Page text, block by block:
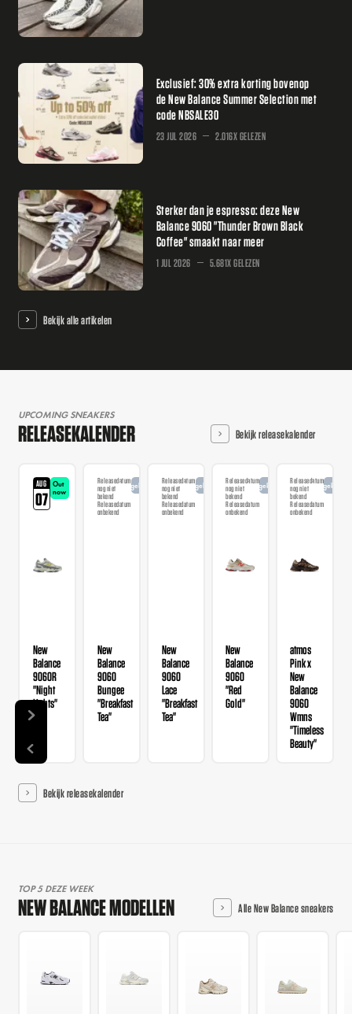
Exclusief: 30% extra korting bovenop
de New Balance Summer Selection met
code NBSALE30
23 JUL 2026 2.016X GELEZEN
Sterker dan je espresso: deze New
Balance 9060 "Thunder Brown Black
Coffee" smaakt naar meer
1 JUL 2026 5.681X GELEZEN
Bekijk alle artikelen
UPCOMING SNEAKERS
RELEASEKALENDER Bekijk releasekalender
AUG
07
Out
now
New
Balance
9060R
"Night
Lights"
Releasedatum
nog niet
bekend
Releasedatum
onbekend
Aangekondigd
New
Balance
9060
Bungee
"Breakfast
Tea"
Releasedatum
nog niet
bekend
Releasedatum
onbekend
Aangekondigd
New
Balance
9060
Lace
"Breakfast
Tea"
Releasedatum
nog niet
bekend
Releasedatum
onbekend
Aangekondigd
New
Balance
9060
"Red
Gold"
Releasedatum
nog niet
bekend
Releasedatum
onbekend
atmos
Pink x
New
Balance
9060
Wmns
"Timeless
Beauty"
Bekijk releasekalender
TOP 5 DEZE WEEK
NEW BALANCE MODELLEN Alle New Balance sneakers